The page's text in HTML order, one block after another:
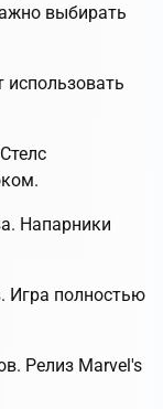
выбирать
использовать
Напарники
Игра полностью
Релиз Marvel's